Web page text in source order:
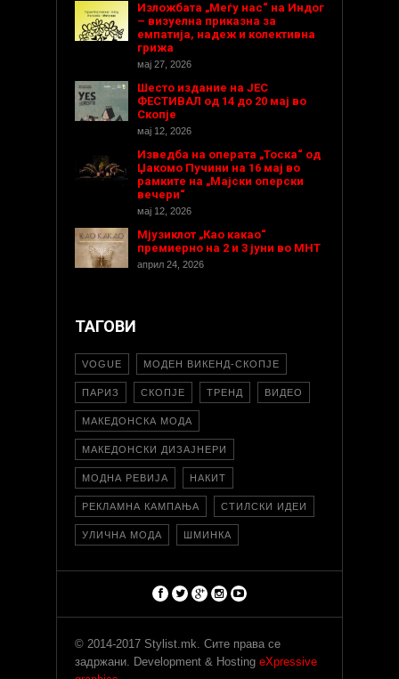
Изложбата „Меѓу нас“ на Индог
– визуелна приказна за
емпатија, надеж и колективна
грижа
мај 27, 2026
Шесто издание на ЈЕС
ФЕСТИВАЛ од 14 до 20 мај во
Скопје
мај 12, 2026
Изведба на операта „Тоска“ од
Џакомо Пучини на 16 мај во
рамките на „Мајски оперски
вечери“
мај 12, 2026
Мјузиклот „Као какао“
премиерно на 2 и 3 јуни во МНТ
април 24, 2026
ТАГОВИ
VOGUE МОДЕН ВИКЕНД-СКОПЈЕ
ПАРИЗ СКОПЈЕ ТРЕНД ВИДЕО
МАКЕДОНСКА МОДА
МАКЕДОНСКИ ДИЗАЈНЕРИ
МОДНА РЕВИЈА НАКИТ
РЕКЛАМНА КАМПАЊА СТИЛСКИ ИДЕИ
УЛИЧНА МОДА ШМИНКА
© 2014-2017 Stylist.mk. Сите права се
задржани. Development & Hosting eXpressive